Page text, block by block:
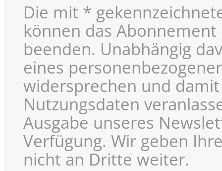
Die mit *
können das
beenden. Unabhängig
eines
widersprechen und
Nutzungsdaten
Ausgabe unseres
Verfügung. Wir geben
nicht an Dritte weiter.